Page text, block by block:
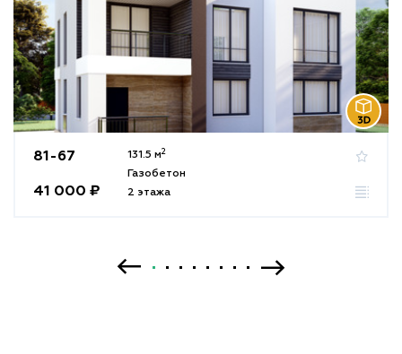
81-67
41 000 ₽
131.5 м2
Газобетон
2 этажа